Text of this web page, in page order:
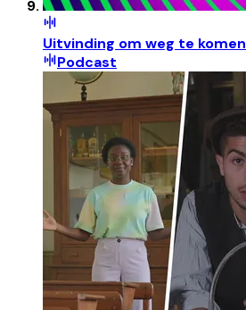
Uitvinding om weg te komen
Podcast